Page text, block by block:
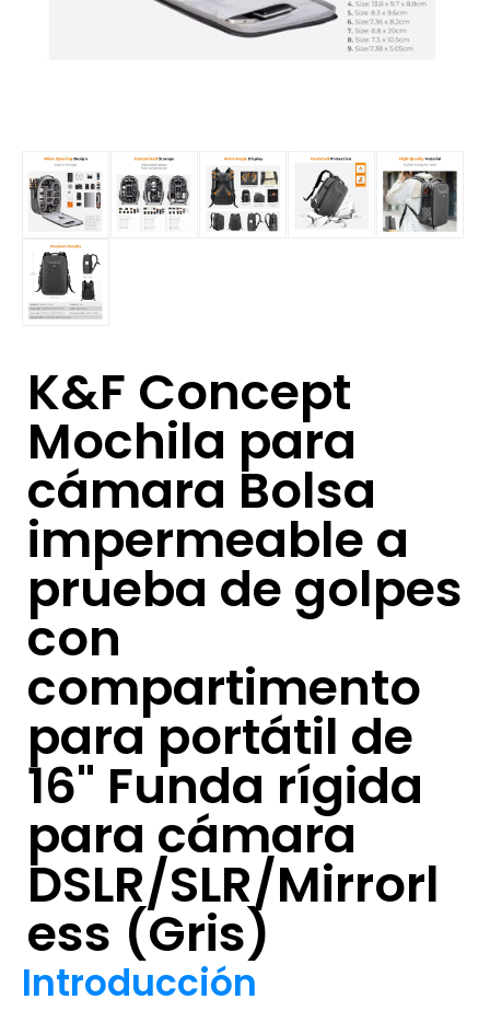
K&F Concept
Mochila para
cámara Bolsa
impermeable a
prueba de golpes
con
compartimento
para portátil de
16" Funda rígida
para cámara
DSLR/SLR/Mirrorl
ess (Gris)
Introducción